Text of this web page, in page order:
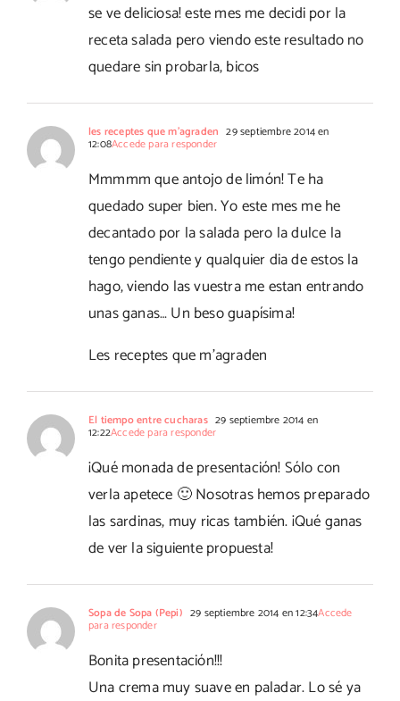
se ve deliciosa! este mes me decidi por la
receta salada pero viendo este resultado no
quedare sin probarla, bicos
les receptes que m'agraden 29 septiembre 2014 en
12:08Accede para responder
Mmmmm que antojo de limón! Te ha
quedado super bien. Yo este mes me he
decantado por la salada pero la dulce la
tengo pendiente y qualquier dia de estos la
hago, viendo las vuestra me estan entrando
unas ganas… Un beso guapísima!
Les receptes que m'agraden
El tiempo entre cucharas 29 septiembre 2014 en
12:22Accede para responder
¡Qué monada de presentación! Sólo con
verla apetece 🙂 Nosotras hemos preparado
las sardinas, muy ricas también. ¡Qué ganas
de ver la siguiente propuesta!
Sopa de Sopa (Pepi) 29 septiembre 2014 en 12:34Accede
para responder
Bonita presentación!!!
Una crema muy suave en paladar. Lo sé ya